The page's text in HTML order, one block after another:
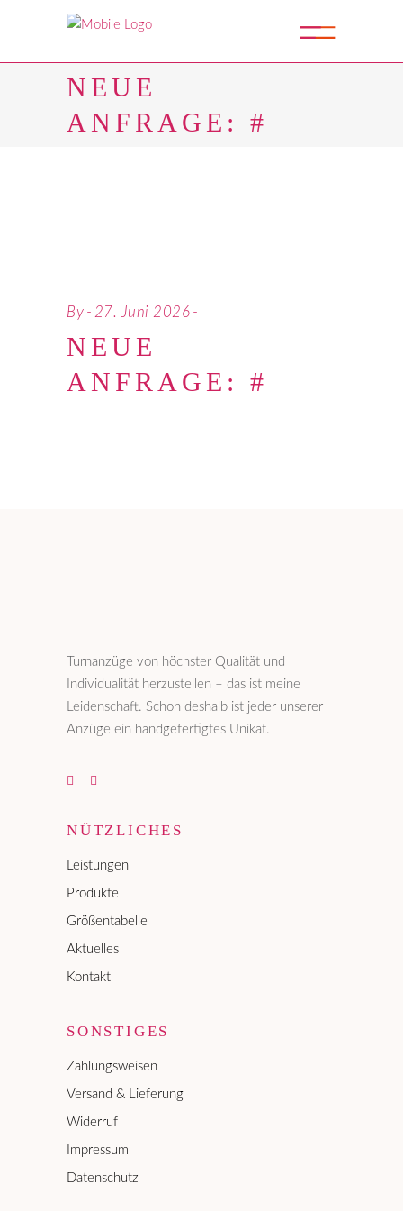
NEUE
ANFRAGE: #
By 27. Juni 2026
NEUE
ANFRAGE: #
Turnanzüge von höchster Qualität und
Individualität herzustellen – das ist meine
Leidenschaft. Schon deshalb ist jeder unserer
Anzüge ein handgefertigtes Unikat.
NÜTZLICHES
Leistungen
Produkte
Größentabelle
Aktuelles
Kontakt
SONSTIGES
Zahlungsweisen
Versand & Lieferung
Widerruf
Impressum
Datenschutz